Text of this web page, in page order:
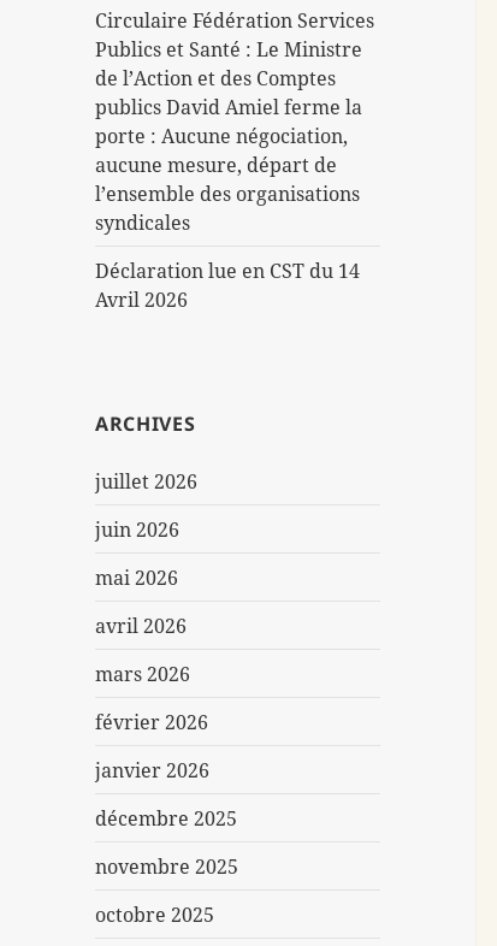
Circulaire Fédération Services
Publics et Santé : Le Ministre
de l’Action et des Comptes
publics David Amiel ferme la
porte : Aucune négociation,
aucune mesure, départ de
l’ensemble des organisations
syndicales
Déclaration lue en CST du 14
Avril 2026
ARCHIVES
juillet 2026
juin 2026
mai 2026
avril 2026
mars 2026
février 2026
janvier 2026
décembre 2025
novembre 2025
octobre 2025